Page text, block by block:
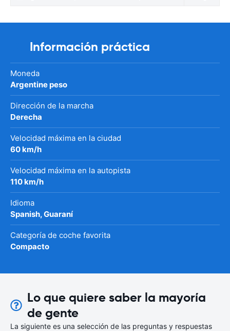
Información práctica
Moneda
Argentine peso
Dirección de la marcha
Derecha
Velocidad máxima en la ciudad
60 km/h
Velocidad máxima en la autopista
110 km/h
Idioma
Spanish, Guaraní
Categoría de coche favorita
Compacto
Lo que quiere saber la mayoría
de gente
La siguiente es una selección de las preguntas y respuestas